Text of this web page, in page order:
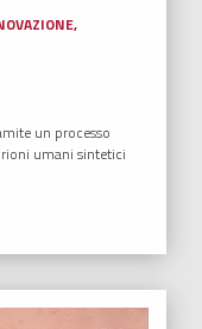
,
un processo
umani sintetici